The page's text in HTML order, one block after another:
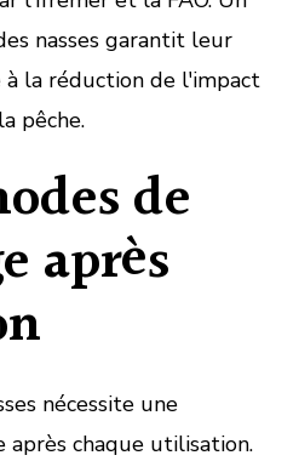
nasses garantit leur
la réduction de l'impact
pêche.
de
après
nécessite une
chaque utilisation.